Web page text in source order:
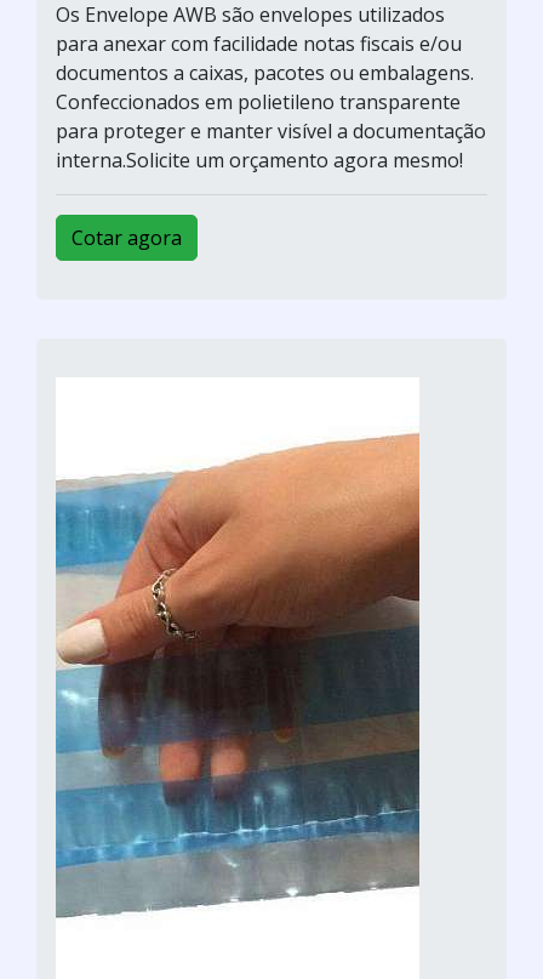
Os Envelope AWB são envelopes utilizados
para anexar com facilidade notas fiscais e/ou
documentos a caixas, pacotes ou embalagens.
Confeccionados em polietileno transparente
para proteger e manter visível a documentação
interna.Solicite um orçamento agora mesmo!
Cotar agora